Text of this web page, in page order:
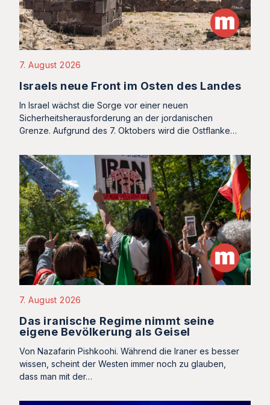
7. August 2026
Israels neue Front im Osten des Landes
In Israel wächst die Sorge vor einer neuen
Sicherheitsherausforderung an der jordanischen
Grenze. Aufgrund des 7. Oktobers wird die Ostflanke…
7. August 2026
Das iranische Regime nimmt seine
eigene Bevölkerung als Geisel
Von Nazafarin Pishkoohi. Während die Iraner es besser
wissen, scheint der Westen immer noch zu glauben,
dass man mit der…